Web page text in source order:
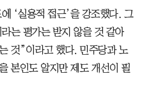
‘실용적 접근’을 강조했다. 그
는 평가는 받지 않을 것 같아
것”이라고 했다. 민주당과 노
본인도 알지만 제도 개선이 필